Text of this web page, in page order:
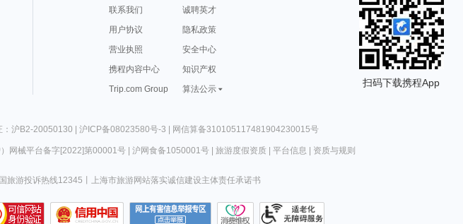
联系我们
诚聘英才
用户协议
隐私政策
营业执照
安全中心
携程内容中心
知识产权
Trip.com Group
算法公示
扫码下载携程App
：沪B2-20050130 | 沪ICP备08023580号-3 | 网信算备310105117481904230015号
）网械平台备字[2022]第00001号| 沪网食备1050001号| 旅游度假资质| 平台信息 资质与规则
旅游投诉热线12345 上海市旅游网站落实诚信建设主体责任承诺书